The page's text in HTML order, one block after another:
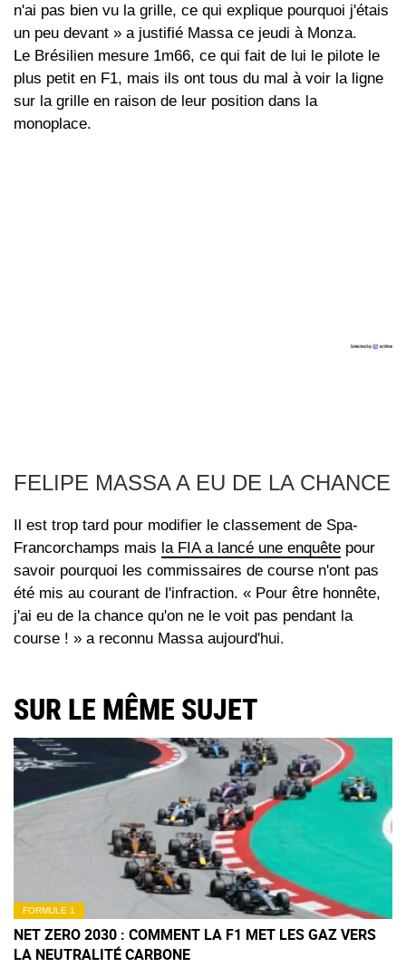
n'ai pas bien vu la grille, ce qui explique pourquoi j'étais
un peu devant » a justifié Massa ce jeudi à Monza.
Le Brésilien mesure 1m66, ce qui fait de lui le pilote le
plus petit en F1, mais ils ont tous du mal à voir la ligne
sur la grille en raison de leur position dans la
monoplace.
FELIPE MASSA A EU DE LA CHANCE
Il est trop tard pour modifier le classement de Spa-
Francorchamps mais la FIA a lancé une enquête pour
savoir pourquoi les commissaires de course n'ont pas
été mis au courant de l'infraction. « Pour être honnête,
j'ai eu de la chance qu'on ne le voit pas pendant la
course ! » a reconnu Massa aujourd'hui.
SUR LE MÊME SUJET
FORMULE 1
NET ZERO 2030 : COMMENT LA F1 MET LES GAZ VERS
LA NEUTRALITÉ CARBONE